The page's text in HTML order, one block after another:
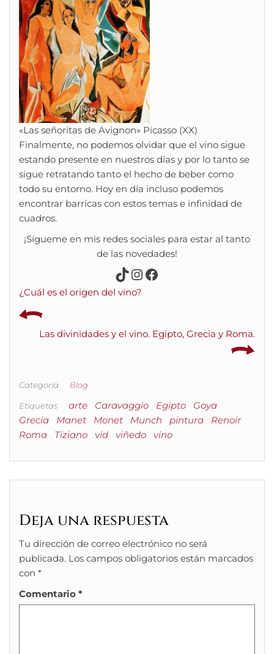
«Las señoritas de Avignon» Picasso (XX)
Finalmente, no podemos olvidar que el vino sigue
estando presente en nuestros días y por lo tanto se
sigue retratando tanto el hecho de beber como
todo su entorno. Hoy en día incluso podemos
encontrar barricas con estos temas e infinidad de
cuadros.
¡Sígueme en mis redes sociales para estar al tanto
de las novedades!
TikTok
Instagram
Facebook
¿Cuál es el origen del vino?
Las divinidades y el vino. Egipto, Grecia y Roma.
Categoría Blog
Etiquetas arte Caravaggio Egipto
Goya
Grecia
Manet Monet Munch pintura
Renoir
Roma
Tiziano vid viñedo vino
Deja una respuesta
Tu dirección de correo electrónico no será
publicada. Los campos obligatorios están marcados
con *
Comentario *